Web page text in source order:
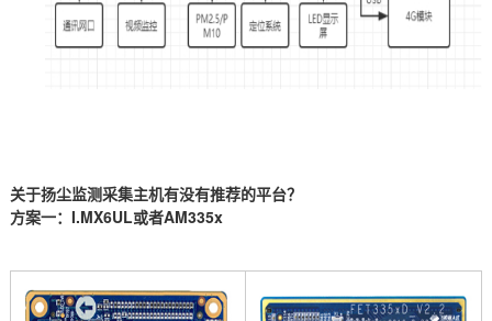
关于扬尘监测采集主机有没有推荐的平台？
方案一： I.MX6UL或者AM335x